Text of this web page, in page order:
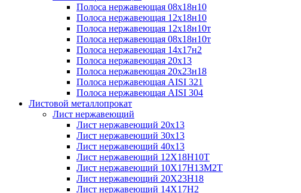
Полоса нержавеющая 08х18н10
Полоса нержавеющая 12х18н10
Полоса нержавеющая 12х18н10т
Полоса нержавеющая 08х18н10т
Полоса нержавеющая 14х17н2
Полоса нержавеющая 20х13
Полоса нержавеющая 20х23н18
Полоса нержавеющая AISI 321
Полоса нержавеющая AISI 304
Листовой металлопрокат
Лист нержавеющий
Лист нержавеющий 20х13
Лист нержавеющий 30х13
Лист нержавеющий 40х13
Лист нержавеющий 12Х18Н10Т
Лист нержавеющий 10Х17Н13М2T
Лист нержавеющий 20Х23Н18
Лист нержавеющий 14Х17Н2